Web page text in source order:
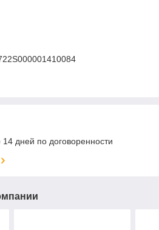
14 дней по договоренности